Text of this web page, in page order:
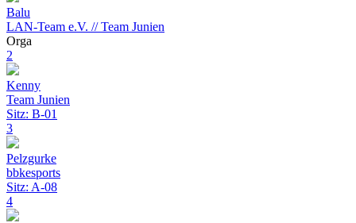
Balu
LAN-Team e.V. // Team Junien
Orga
2
Kenny
Team Junien
Sitz: B-01
3
Pelzgurke
bbkesports
Sitz: A-08
4